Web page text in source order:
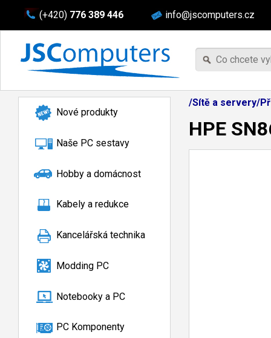
(+420) 776 389 446 info@jscomputers.cz
Nové produkty
Naše PC sestavy
Hobby a domácnost
Kabely a redukce
Kancelářská technika
Modding PC
Notebooky a PC
PC Komponenty
/Sítě a servery/
HPE